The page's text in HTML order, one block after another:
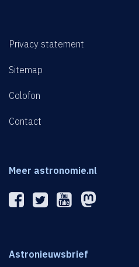
Privacy statement
Sitemap
Colofon
Contact
Meer astronomie.nl
Astronieuwsbrief